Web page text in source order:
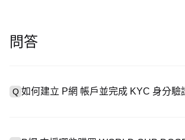
問答
Q 如何建立 P網 帳戶並完成 KYC 身分驗